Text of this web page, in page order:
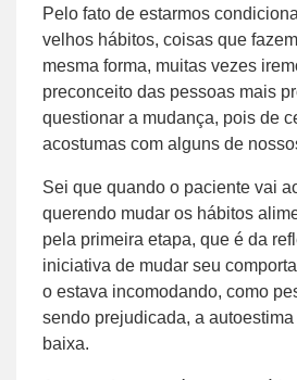
Pelo fato de estarmos
velhos hábitos, coisas que
mesma forma, muitas vezes
preconceito das pessoas mais
questionar a mudança, pois de
acostumas com alguns de
Sei que quando o paciente vai
querendo mudar os hábitos
pela primeira etapa, que é da
iniciativa de mudar seu
o estava incomodando, como
sendo prejudicada, a
baixa.